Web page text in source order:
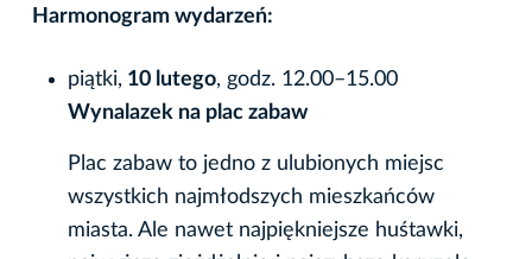
Harmonogram wydarzeń:
piątki, 10 lutego, godz. 12.00–15.00
Wynalazek na plac zabaw
Plac zabaw to jedno z ulubionych miejsc
wszystkich najmłodszych mieszkańców
miasta. Ale nawet najpiękniejsze huśtawki,